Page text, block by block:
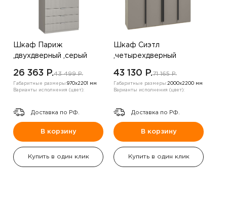
Шкаф Париж
,двухдверный ,серый
26 363 P.43 499 P.
Габаритные размеры:970х2201 мм
Варианты исполнения (цвет):
Доставка по РФ.
В корзину
Купить в один клик
Шкаф Сиэтл
,четырехдверный
43 130 P.71 165 P.
Габаритные размеры:2000х2200 мм
Варианты исполнения (цвет):
Доставка по РФ.
В корзину
Купить в один клик